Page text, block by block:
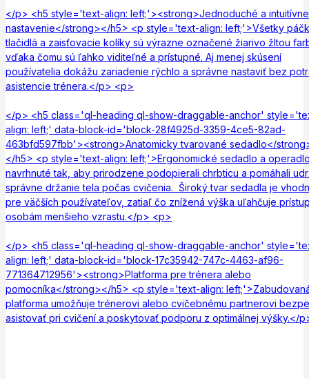
</p> <h5 style='text-align: left;'><strong>Jednoduché a intuitívne
nastavenie</strong></h5> <p style='text-align: left;'>Všetky
tlačidlá a zaisťovacie kolíky sú výrazne označené žiarivo žltou
vďaka čomu sú ľahko viditeľné a prístupné. Aj menej skúsení
používatelia dokážu zariadenie rýchlo a správne nastaviť bez
asistencie trénera.</p> <p>
</p> <h5 class='ql-heading ql-show-draggable-anchor'
align: left;' data-block-id='block-28f4925d-3359-4ce5-82ad-
463bfd597fbb'><strong>Anatomicky tvarované sedadlo</
</h5> <p style='text-align: left;'>Ergonomické sedadlo a
navrhnuté tak, aby prirodzene podopierali chrbticu a pomáhali
správne držanie tela počas cvičenia. Široký tvar sedadla je
pre väčších používateľov, zatiaľ čo znížená výška uľahčuje
osobám menšieho vzrastu.</p> <p>
</p> <h5 class='ql-heading ql-show-draggable-anchor'
align: left;' data-block-id='block-17c35942-747c-4463-af96-
771364712956'><strong>Platforma pre trénera alebo
pomocníka</strong></h5> <p style='text-align:
platforma umožňuje trénerovi alebo cvičebnému partnerovi
asistovať pri cvičení a poskytovať podporu z optimálnej výšky.</